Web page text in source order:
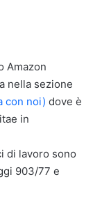
Amazon
nella sezione
con noi) dove è
in
di lavoro sono
903/77 e